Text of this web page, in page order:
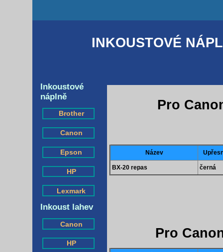
INKOUSTOVÉ
Pro
Inkoustové
náplně
Brother
Canon
Epson
HP
Lexmark
Inkoust lahev
Canon
HP
Název
BX-20 repas černá
Pro